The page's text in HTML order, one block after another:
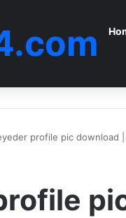
profile pic download |